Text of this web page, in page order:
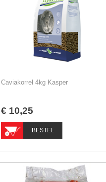
Caviakorrel 4kg Kasper
€ 10,25
BESTEL